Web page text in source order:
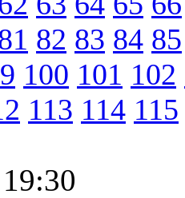
82 83 84 85
100 101 102
113 114 115